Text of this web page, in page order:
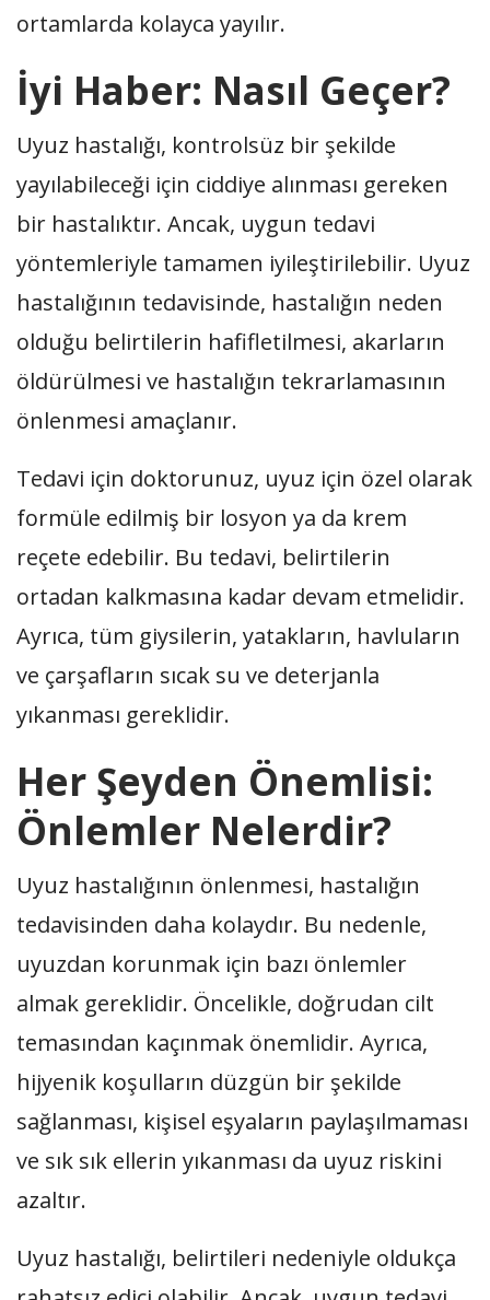
ortamlarda kolayca yayılır.
İyi Haber: Nasıl Geçer?
Uyuz hastalığı, kontrolsüz bir şekilde
yayılabileceği için ciddiye alınması gereken
bir hastalıktır. Ancak, uygun tedavi
yöntemleriyle tamamen iyileştirilebilir. Uyuz
hastalığının tedavisinde, hastalığın neden
olduğu belirtilerin hafifletilmesi, akarların
öldürülmesi ve hastalığın tekrarlamasının
önlenmesi amaçlanır.
Tedavi için doktorunuz, uyuz için özel olarak
formüle edilmiş bir losyon ya da krem
reçete edebilir. Bu tedavi, belirtilerin
ortadan kalkmasına kadar devam etmelidir.
Ayrıca, tüm giysilerin, yatakların, havluların
ve çarşafların sıcak su ve deterjanla
yıkanması gereklidir.
Her Şeyden Önemlisi:
Önlemler Nelerdir?
Uyuz hastalığının önlenmesi, hastalığın
tedavisinden daha kolaydır. Bu nedenle,
uyuzdan korunmak için bazı önlemler
almak gereklidir. Öncelikle, doğrudan cilt
temasından kaçınmak önemlidir. Ayrıca,
hijyenik koşulların düzgün bir şekilde
sağlanması, kişisel eşyaların paylaşılmaması
ve sık sık ellerin yıkanması da uyuz riskini
azaltır.
Uyuz hastalığı, belirtileri nedeniyle oldukça